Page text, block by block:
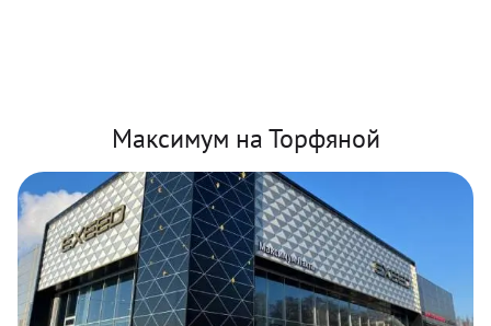
Максимум на Торфяной